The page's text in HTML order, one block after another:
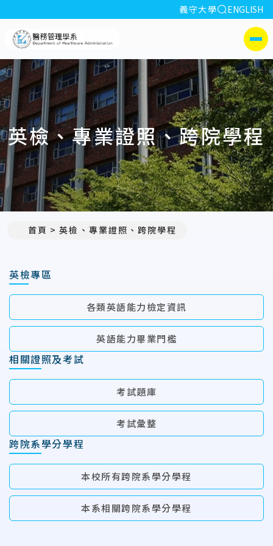
:::
義守大學 全站搜索
ENGLISH
側選單
英檢、專業證照、跨院學程
首頁 英檢、專業證照、跨院學程
英檢專區
各類英語能力檢定資訊
英語能力畢業門檻
相關證照及考試
考試題庫
考試彙整
跨院系學分學程
本校所有跨院系學分學程
本系相關跨院系學分學程